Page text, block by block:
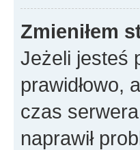
Zmieniłem
Jeżeli jesteś
prawidłowo,
czas
naprawił